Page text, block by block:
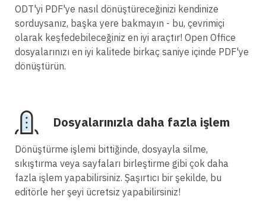
ODT'yi PDF'ye nasıl dönüştüreceğinizi kendinize
sorduysanız, başka yere bakmayın - bu, çevrimiçi
olarak keşfedebileceğiniz en iyi araçtır! Open Office
dosyalarınızı en iyi kalitede birkaç saniye içinde PDF'ye
dönüştürün.
Dosyalarınızla daha fazla işlem
Dönüştürme işlemi bittiğinde, dosyayla silme,
sıkıştırma veya sayfaları birleştirme gibi çok daha
fazla işlem yapabilirsiniz. Şaşırtıcı bir şekilde, bu
editörle her şeyi ücretsiz yapabilirsiniz!